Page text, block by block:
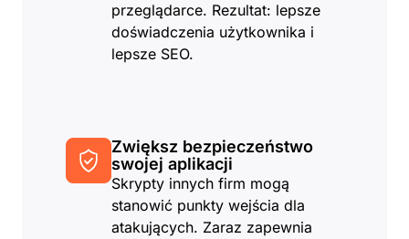
przeglądarce. Rezultat: lepsze
doświadczenia użytkownika i
lepsze SEO.
Zwiększ bezpieczeństwo
swojej aplikacji
Skrypty innych firm mogą
stanowić punkty wejścia dla
atakujących. Zaraz zapewnia